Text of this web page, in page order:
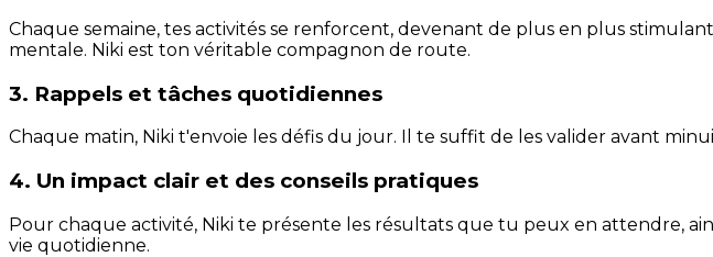
Chaque semaine, tes activités se renforcent, devenant de plus en plus
mentale. Niki est ton véritable compagnon de route.
3. Rappels et tâches quotidiennes
Chaque matin, Niki t'envoie les défis du jour. Il te suffit de les valider avant
4. Un impact clair et des conseils pratiques
Pour chaque activité, Niki te présente les résultats que tu peux en attendre,
vie quotidienne.